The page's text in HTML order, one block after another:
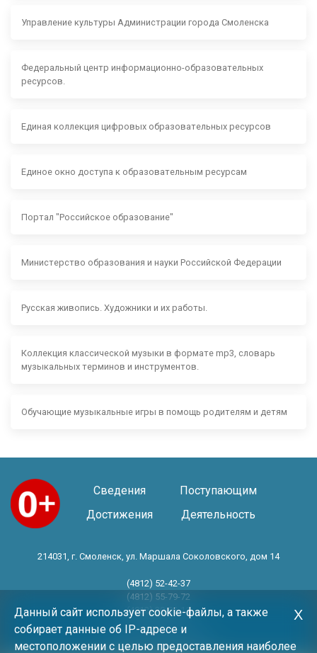
Управление культуры Администрации города Смоленска
Федеральный центр информационно-образовательных
ресурсов.
Единая коллекция цифровых образовательных ресурсов
Единое окно доступа к образовательным ресурсам
Портал "Российское образование"
Министерство образования и науки Российской Федерации
Русская живопись. Художники и их работы.
Коллекция классической музыки в формате mp3, словарь
музыкальных терминов и инструментов.
Обучающие музыкальные игры в помощь родителям и детям
Сведения
Поступающим
Достижения
Деятельность
214031, г. Смоленск, ул. Маршала Соколовского, дом 14
(4812) 52-42-37
(4812) 55-79-72
(4812) 30-06-11
Год основания 1983 год
Данный сайт использует cookie-файлы, а также
собирает данные об IP-адресе и
местоположении с целью предоставления наиболее
Х